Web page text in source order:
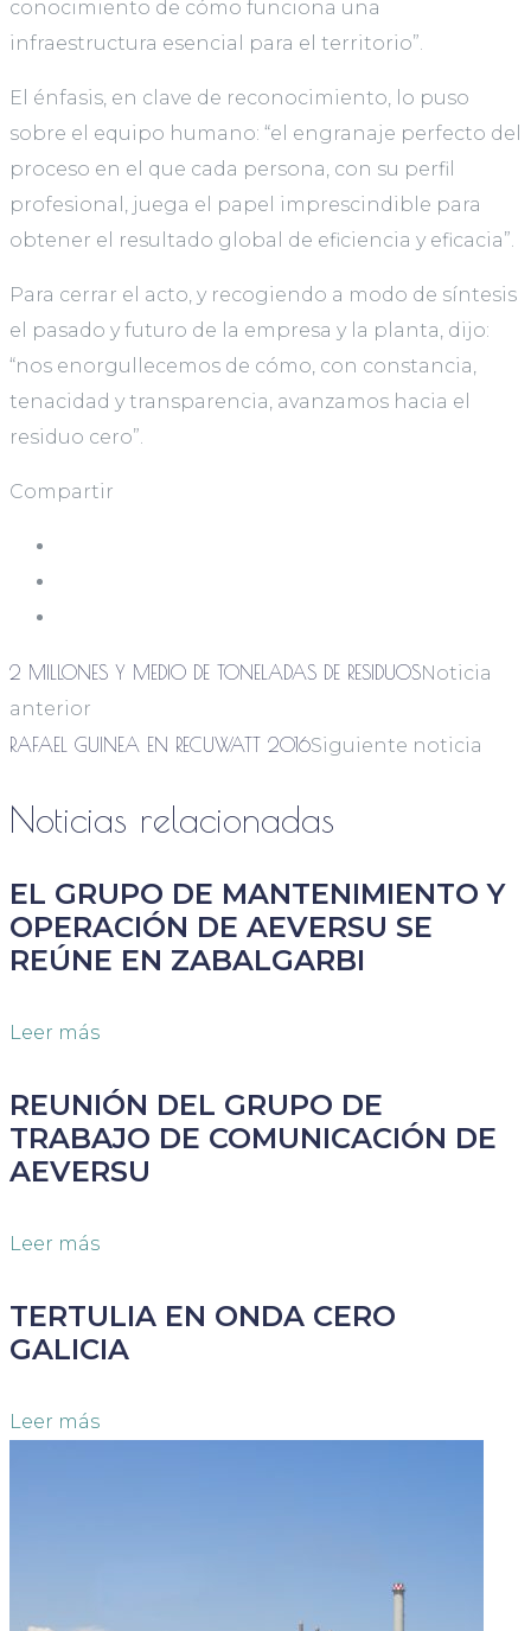
conocimiento de cómo funciona una
infraestructura esencial para el territorio”.
El énfasis, en clave de reconocimiento, lo puso
sobre el equipo humano: “el engranaje perfecto del
proceso en el que cada persona, con su perfil
profesional, juega el papel imprescindible para
obtener el resultado global de eficiencia y eficacia”.
Para cerrar el acto, y recogiendo a modo de síntesis
el pasado y futuro de la empresa y la planta, dijo:
“nos enorgullecemos de cómo, con constancia,
tenacidad y transparencia, avanzamos hacia el
residuo cero”.
Compartir
2 MILLONES Y MEDIO DE TONELADAS DE RESIDUOSNoticia
anterior
RAFAEL GUINEA EN RECUWATT 2016Siguiente noticia
Noticias relacionadas
EL GRUPO DE MANTENIMIENTO Y
OPERACIÓN DE AEVERSU SE
REÚNE EN ZABALGARBI
Leer más
REUNIÓN DEL GRUPO DE
TRABAJO DE COMUNICACIÓN DE
AEVERSU
Leer más
TERTULIA EN ONDA CERO
GALICIA
Leer más